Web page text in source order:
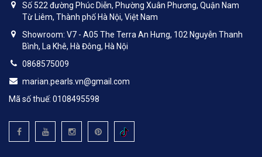
Số 522 đường Phúc Diễn, Phường Xuân Phương, Quận Nam
Từ Liêm, Thành phố Hà Nội, Việt Nam
Showroom: V7 - A05 The Terra An Hưng, 102 Nguyễn Thanh
Bình, La Khê, Hà Đông, Hà Nội
0868575009
marian.pearls.vn@gmail.com
Mã số thuế: 0108495598